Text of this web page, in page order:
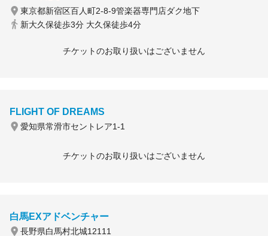
東京都新宿区百人町2-8-9管楽器専門店ダク地下
新大久保徒歩3分 大久保徒歩4分
チケットのお取り扱いはございません
FLIGHT OF DREAMS
愛知県常滑市セントレア1-1
チケットのお取り扱いはございません
白馬EXアドベンチャー
長野県白馬村北城12111